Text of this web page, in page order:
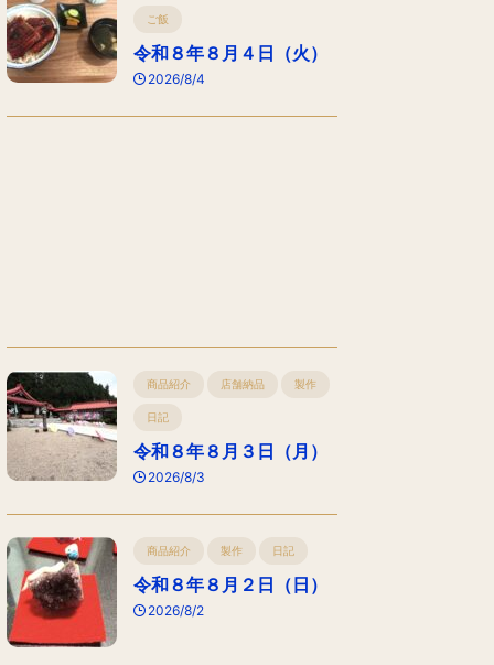
ご飯
令和８年８月４日（火）
2026/8/4
商品紹介 店舗納品 製作
日記
令和８年８月３日（月）
2026/8/3
商品紹介 製作 日記
令和８年８月２日（日）
2026/8/2